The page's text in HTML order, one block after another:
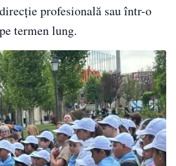
profesională sau într-o
termen lung.